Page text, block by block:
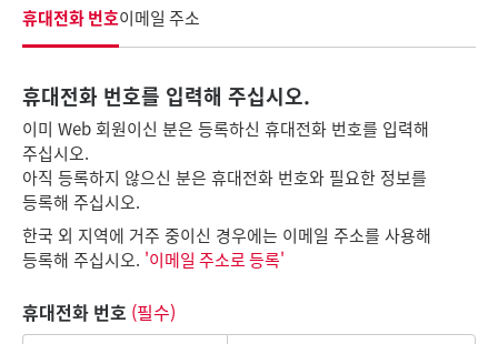
휴대전화 번호이메일 주소
휴대전화 번호를 입력해 주십시오.
이미 Web 회원이신 분은 등록하신 휴대전화 번호를 입력해
주십시오.
아직 등록하지 않으신 분은 휴대전화 번호와 필요한 정보를
등록해 주십시오.
한국 외 지역에 거주 중이신 경우에는 이메일 주소를 사용해
등록해 주십시오. '이메일 주소로 등록'
휴대전화 번호 (필수)